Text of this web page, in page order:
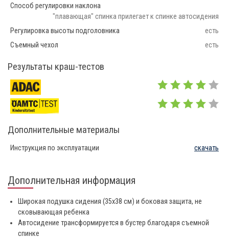
Способ регулировки наклона
"плавающая" спинка прилегает к спинке автосидения
Регулировка высоты подголовника
есть
Съемный чехол
есть
Результаты краш-тестов
Дополнительные материалы
Инструкция по эксплуатации скачать
Дополнительная информация
Широкая подушка сидения (35х38 см) и боковая защита, не
сковывающая ребенка
Автосидение трансформируется в бустер благодаря съемной
спинке